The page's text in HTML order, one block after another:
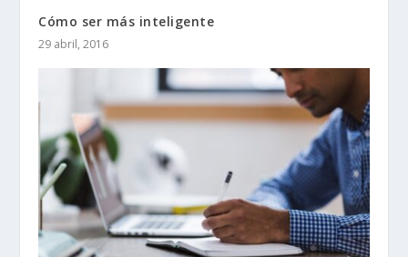
Cómo ser más inteligente
29 abril, 2016